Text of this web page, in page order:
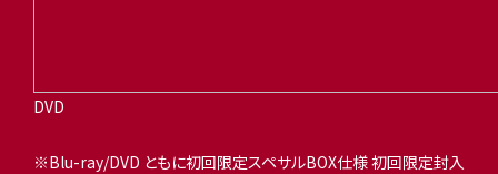
DVD
※Blu-ray/DVD ともに初回限定スペサルBOX仕様 初回限定封入